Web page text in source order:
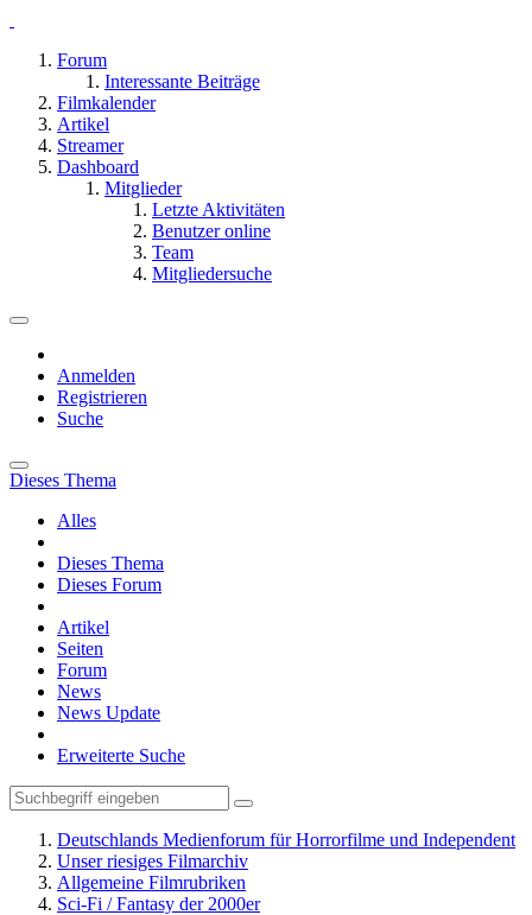
Forum
Interessante Beiträge
Filmkalender
Artikel
Streamer
Dashboard
Mitglieder
Letzte Aktivitäten
Benutzer online
Team
Mitgliedersuche
Anmelden
Registrieren
Suche
Dieses Thema
Alles
Dieses Thema
Dieses Forum
Artikel
Seiten
Forum
News
News Update
Erweiterte Suche
Deutschlands Medienforum für Horrorfilme und Independent
Unser riesiges Filmarchiv
Allgemeine Filmrubriken
Sci-Fi / Fantasy der 2000er